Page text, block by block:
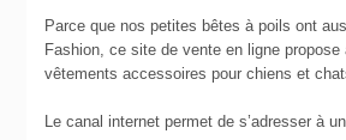
Parce que nos petites bêtes à poils ont
Fashion, ce site de vente en ligne
vêtements accessoires pour chiens et
Le canal internet permet de s’adresser à